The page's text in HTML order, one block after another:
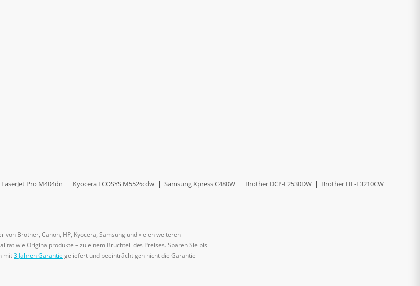
LaserJet Pro M404dn | Kyocera ECOSYS M5526cdw | Samsung Xpress C480W | Brother DCP-L2530DW | Brother HL-L3210CW
Brother, Canon, HP, Kyocera, Samsung und vielen weiteren
wie Originalprodukte – zu einem Bruchteil des Preises. Sparen Sie bis
mit3 Jahren Garantiegeliefert und beeinträchtigen nicht die Garantie